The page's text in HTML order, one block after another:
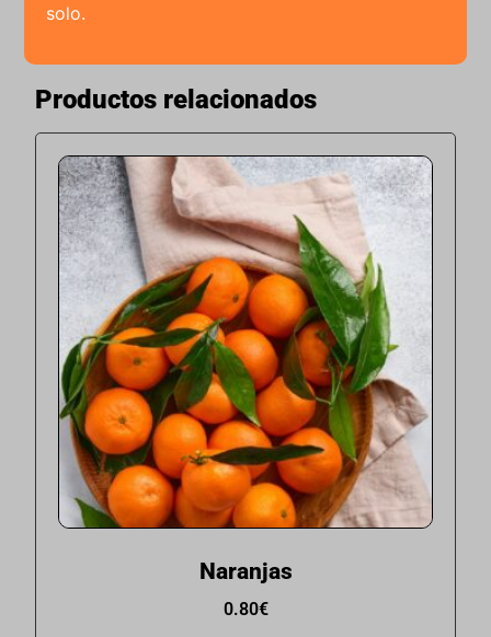
solo.
Productos relacionados
Naranjas
0.80€